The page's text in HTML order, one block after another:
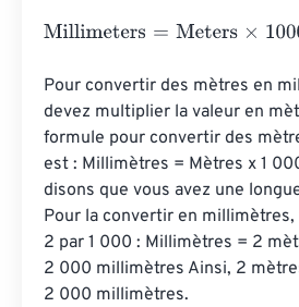
Millimeters=Meters×1000
Pour convertir des mètres en
devez multiplier la valeur en
formule pour convertir des
est : Millimètres = Mètres x 1
disons que vous avez une
Pour la convertir en
2 par 1 000 : Millimètres = 2
2 000 millimètres Ainsi, 2
2 000 millimètres.